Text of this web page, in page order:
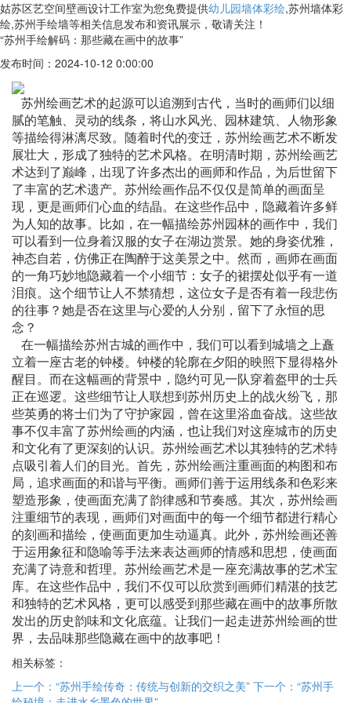
姑苏区艺空间壁画设计工作室为您免费提供幼儿园墙体彩绘,苏州墙体彩
绘,苏州手绘墙等相关信息发布和资讯展示，敬请关注！
“苏州手绘解码：那些藏在画中的故事”
发布时间：2024-10-12 0:00:00
苏州绘画艺术的起源可以追溯到古代，当时的画师们以细
腻的笔触、灵动的线条，将山水风光、园林建筑、人物形象
等描绘得淋漓尽致。随着时代的变迁，苏州绘画艺术不断发
展壮大，形成了独特的艺术风格。在明清时期，苏州绘画艺
术达到了巅峰，出现了许多杰出的画师和作品，为后世留下
了丰富的艺术遗产。苏州绘画作品不仅仅是简单的画面呈
现，更是画师们心血的结晶。在这些作品中，隐藏着许多鲜
为人知的故事。比如，在一幅描绘苏州园林的画作中，我们
可以看到一位身着汉服的女子在湖边赏景。她的身姿优雅，
神态自若，仿佛正在陶醉于这美景之中。然而，画师在画面
的一角巧妙地隐藏着一个小细节：女子的裙摆处似乎有一道
泪痕。这个细节让人不禁猜想，这位女子是否有着一段悲伤
的往事？她是否在这里与心爱的人分别，留下了永恒的思
念？
在一幅描绘苏州古城的画作中，我们可以看到城墙之上矗
立着一座古老的钟楼。钟楼的轮廓在夕阳的映照下显得格外
醒目。而在这幅画的背景中，隐约可见一队穿着盔甲的士兵
正在巡逻。这些细节让人联想到苏州历史上的战火纷飞，那
些英勇的将士们为了守护家园，曾在这里浴血奋战。这些故
事不仅丰富了苏州绘画的内涵，也让我们对这座城市的历史
和文化有了更深刻的认识。苏州绘画艺术以其独特的艺术特
点吸引着人们的目光。首先，苏州绘画注重画面的构图和布
局，追求画面的和谐与平衡。画师们善于运用线条和色彩来
塑造形象，使画面充满了韵律感和节奏感。其次，苏州绘画
注重细节的表现，画师们对画面中的每一个细节都进行精心
的刻画和描绘，使画面更加生动逼真。此外，苏州绘画还善
于运用象征和隐喻等手法来表达画师的情感和思想，使画面
充满了诗意和哲理。苏州绘画艺术是一座充满故事的艺术宝
库。在这些作品中，我们不仅可以欣赏到画师们精湛的技艺
和独特的艺术风格，更可以感受到那些藏在画中的故事所散
发出的历史韵味和文化底蕴。让我们一起走进苏州绘画的世
界，去品味那些隐藏在画中的故事吧！
相关标签：
上一个：“苏州手绘传奇：传统与创新的交织之美” 下一个：“苏州手